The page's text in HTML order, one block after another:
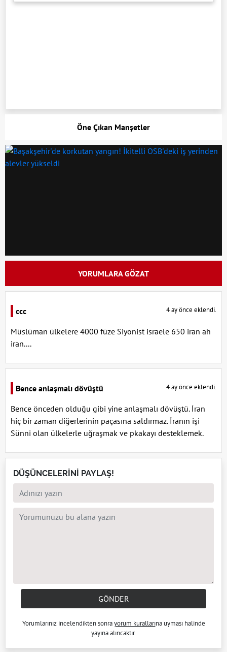
Öne Çıkan Manşetler
YORUMLARA GÖZAT
ccc 4 ay önce eklendi.
Müslüman ülkelere 4000 füze Siyonist israele 650 iran ah
iran....
Bence anlaşmalı dövüştü 4 ay önce eklendi.
Bence önceden olduğu gibi yine anlaşmalı dövüştü. İran
hiç bir zaman diğerlerinin paçasına saldırmaz. İranın işi
Sünni olan ülkelerle uğraşmak ve pkakayı desteklemek.
DÜŞÜNCELERİNİ PAYLAŞ!
GÖNDER
Yorumlarınız incelendikten sonrayorum kurallarına uyması halinde
yayına alıncaktır.